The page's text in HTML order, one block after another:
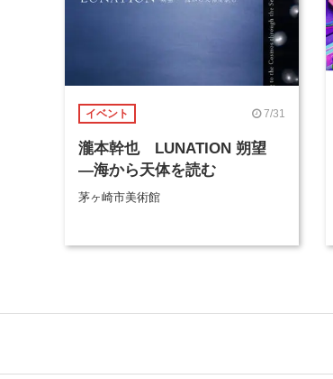
イベント 7/31
瀧本幹也 LUNATION 朔望
―海から天体を読む
茅ヶ崎市美術館